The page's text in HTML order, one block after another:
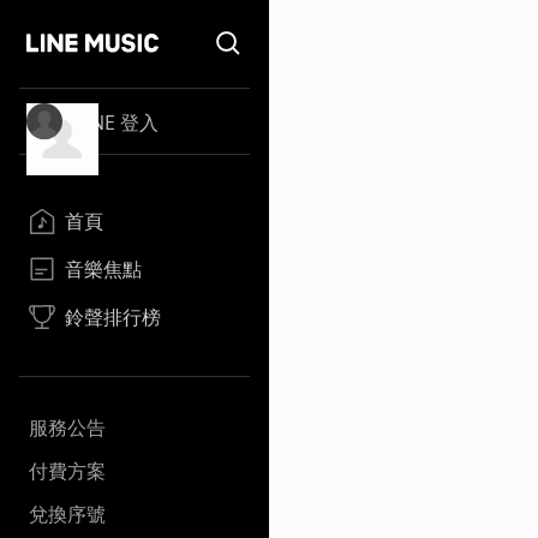
LINE 登入
首頁
音樂焦點
鈴聲排行榜
服務公告
付費方案
兌換序號